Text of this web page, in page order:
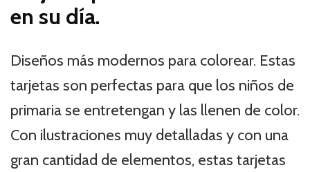
en su día.
Diseños más modernos para colorear. Estas
tarjetas son perfectas para que los niños de
primaria se entretengan y las llenen de color.
Con ilustraciones muy detalladas y con una
gran cantidad de elementos, estas tarjetas